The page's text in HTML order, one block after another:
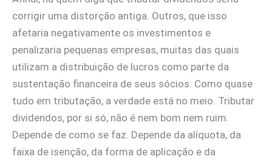
corrigir uma distorção antiga. Outros, que isso
afetaria negativamente os investimentos e
penalizaria pequenas empresas, muitas das quais
utilizam a distribuição de lucros como parte da
sustentação financeira de seus sócios. Como quase
tudo em tributação, a verdade está no meio. Tributar
dividendos, por si só, não é nem bom nem ruim.
Depende de como se faz. Depende da alíquota, da
faixa de isenção, da forma de aplicação e da